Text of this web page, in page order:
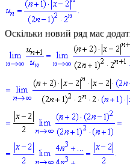
Оскільки новий ряд має